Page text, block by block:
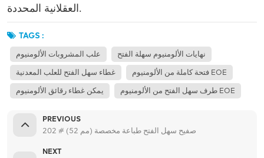
العقلانية المحددة.
TAGS :
علب المشروبات الألومنيوم نهايات الألومنيوم سهلة الفتح
غطاء سهل الفتح للعلب المعدنية فتحة كاملة من الألومنيوم EOE
يمكن غطاء رقائق الألومنيوم طرف سهل الفتح من الألومنيوم EOE
PREVIOUS
202 # (52 مم) صفيح سهل الفتح طباعة مخصصة
NEXT